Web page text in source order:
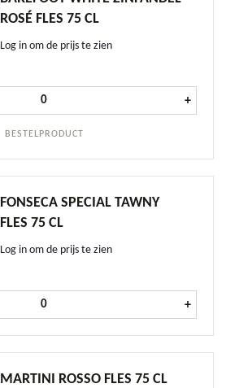
ROSÉ FLES 75 CL
Log in om de prijs te zien
BESTELPRODUCT
Barefoot White Zinfandel Rosé
+
FONSECA SPECIAL TAWNY
FLES 75 CL
Log in om de prijs te zien
Fonseca Special Tawny fles 75 cl
+
MARTINI ROSSO FLES 75 CL